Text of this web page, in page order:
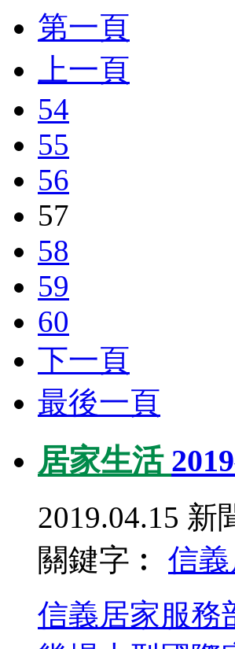
第一頁
上一頁
54
55
56
57
58
59
60
下一頁
最後一頁
居家生活
2019.04.15 新
關鍵字︰ 信
信義居家服務